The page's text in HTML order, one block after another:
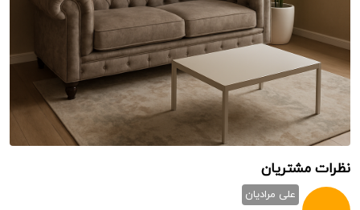
نظرات مشتریان
علی مرادیان